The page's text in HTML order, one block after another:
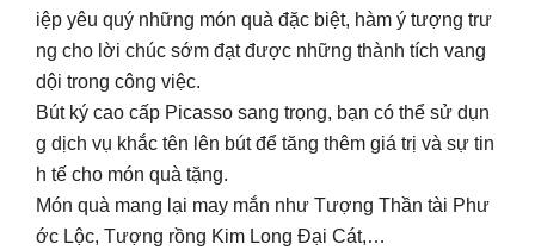
iệp yêu quý những món quà đặc biệt, hàm ý tượng trư
ng cho lời chúc sớm đạt được những thành tích vang
dội trong công việc.
Bút ký cao cấp Picasso sang trọng, bạn có thể sử dụn
g dịch vụ khắc tên lên bút để tăng thêm giá trị và sự tin
h tế cho món quà tặng.
Món quà mang lại may mắn như Tượng Thần tài Phư
ớc Lộc, Tượng rồng Kim Long Đại Cát,…